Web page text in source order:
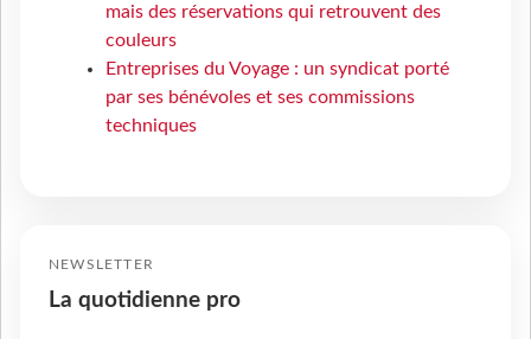
mais des réservations qui retrouvent des
couleurs
Entreprises du Voyage : un syndicat porté
par ses bénévoles et ses commissions
techniques
NEWSLETTER
La quotidienne pro